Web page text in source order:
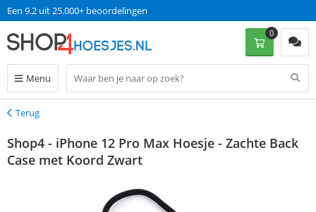
Een 9.2 uit 25.000+ beoordelingen
Menu
0
Terug
Terug
Shop4 - iPhone 12 Pro Max Hoesje - Zachte Back
Case met Koord Zwart